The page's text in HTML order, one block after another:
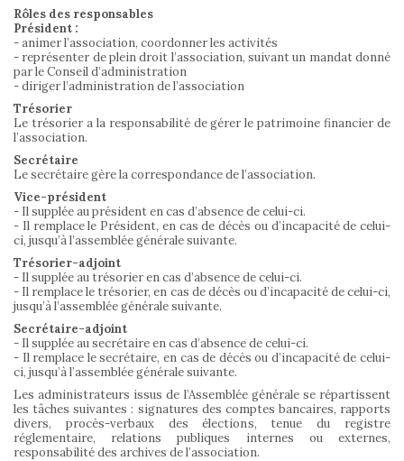
Rôles des responsables
Président :
- animer l’association, coordonner les activités
- représenter de plein droit l’association, suivant un mandat donné
par le Conseil d’administration
- diriger l’administration de l’association
Trésorier
Le trésorier a la responsabilité de gérer le patrimoine financier de
l’association.
Secrétaire
Le secrétaire gère la correspondance de l’association.
Vice-président
- Il supplée au président en cas d’absence de celui-ci.
- Il remplace le Président, en cas de décès ou d’incapacité de celui-
ci, jusqu’à l’assemblée générale suivante.
Trésorier-adjoint
- Il supplée au trésorier en cas d’absence de celui-ci.
- Il remplace le trésorier, en cas de décès ou d’incapacité de celui-ci,
jusqu’à l’assemblée générale suivante.
Secrétaire-adjoint
- Il supplée au secrétaire en cas d’absence de celui-ci.
- Il remplace le secrétaire, en cas de décès ou d’incapacité de celui-
ci, jusqu’à l’assemblée générale suivante.
Les administrateurs issus de l’Assemblée générale se répartissent
les tâches suivantes : signatures des comptes bancaires, rapports
divers, procès-verbaux des élections, tenue du registre
réglementaire, relations publiques internes ou externes,
responsabilité des archives de l’association.